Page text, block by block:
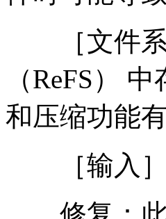
［文件系
（ReFS）
和压缩功能
［输入］